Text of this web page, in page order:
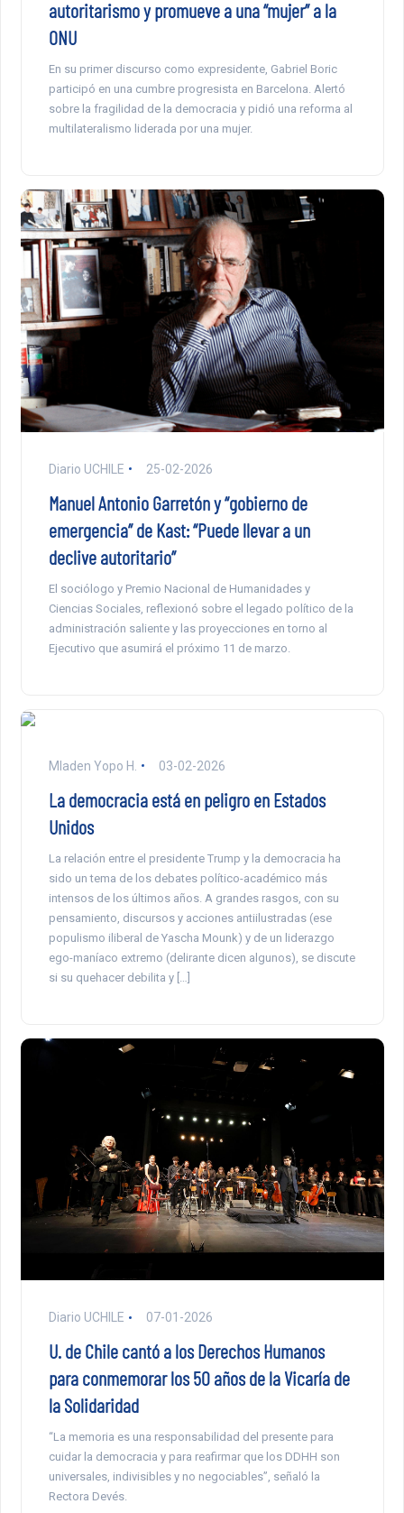
autoritarismo y promueve a una “mujer” a la
ONU
En su primer discurso como expresidente, Gabriel Boric
participó en una cumbre progresista en Barcelona. Alertó
sobre la fragilidad de la democracia y pidió una reforma al
multilateralismo liderada por una mujer.
Diario UCHILE 25-02-2026
Manuel Antonio Garretón y “gobierno de
emergencia” de Kast: “Puede llevar a un
declive autoritario”
El sociólogo y Premio Nacional de Humanidades y
Ciencias Sociales, reflexionó sobre el legado político de la
administración saliente y las proyecciones en torno al
Ejecutivo que asumirá el próximo 11 de marzo.
Mladen Yopo H. 03-02-2026
La democracia está en peligro en Estados
Unidos
La relación entre el presidente Trump y la democracia ha
sido un tema de los debates político-académico más
intensos de los últimos años. A grandes rasgos, con su
pensamiento, discursos y acciones antiilustradas (ese
populismo iliberal de Yascha Mounk) y de un liderazgo
ego-maníaco extremo (delirante dicen algunos), se discute
si su quehacer debilita y […]
Diario UCHILE 07-01-2026
U. de Chile cantó a los Derechos Humanos
para conmemorar los 50 años de la Vicaría de
la Solidaridad
“La memoria es una responsabilidad del presente para
cuidar la democracia y para reafirmar que los DDHH son
universales, indivisibles y no negociables”, señaló la
Rectora Devés.